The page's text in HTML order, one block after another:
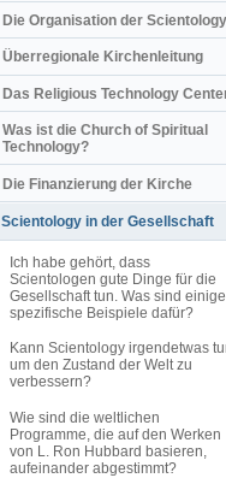
Die Organisation der Scientology
Überregionale Kirchenleitung
Das Religious Technology
Was ist die Church of Spiritual
Technology?
Die Finanzierung der Kirche
Scientology in der Gesellschaft
Ich habe gehört, dass
Scientologen gute Dinge für die
Gesellschaft tun. Was sind einige
spezifische Beispiele dafür?
Kann Scientology irgendetwas
um den Zustand der Welt zu
verbessern?
Wie sind die weltlichen
Programme, die auf den Werken
von L. Ron Hubbard basieren,
aufeinander abgestimmt?